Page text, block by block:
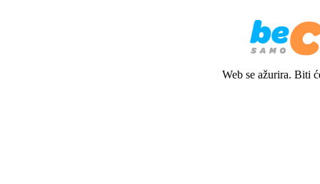
Web se ažurira. Biti